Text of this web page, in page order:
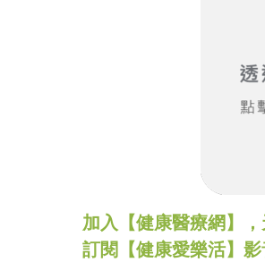
加入【健康醫療網】
訂閱【健康愛樂活】